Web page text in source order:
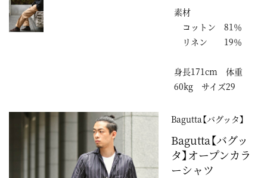
素材
コットン 81％
リネン 19％
身長171cm 体重
60kg サイズ29
Bagutta【バグッタ】
Bagutta【バグッ
タ】オープンカラ
ーシャツ